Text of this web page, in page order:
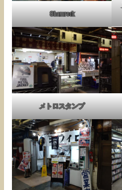
Shamrock
メトロスタンプ